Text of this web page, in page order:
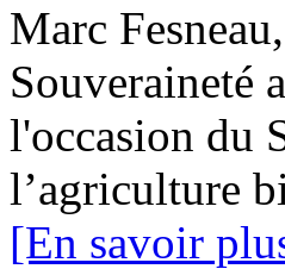
Marc
Souveraineté
l'occasion du
l’agriculture
[En savoir